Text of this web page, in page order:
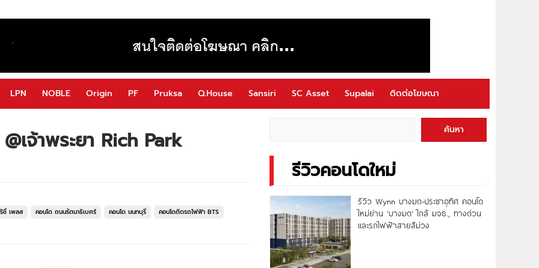
LPN NOBLE Origin PF Pruksa Q.House Sansiri SC Asset Supalai ติดต่อโฆษณา
เจ้าพระยา Rich Park
ชี่ เพลส คอนโด ถนนรัตนาธิเบศร์ คอนโด นนทบุรี คอนโดติดรถไฟฟ้า BTS
ค้นหา
รีวิวคอนโดใหม่
รีวิว Wynn บางมด-ประชาอุทิศ คอนโด
ใหม่ย่าน ‘บางมด’ ใกล้ มจธ., ทางด่วน
และรถไฟฟ้าสายสีม่วง